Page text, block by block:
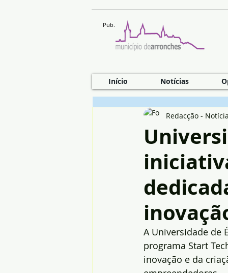
Pub.
Início Notícias
Redacção -
A Universidade de
programa Start
inovação e da